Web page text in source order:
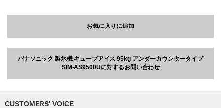
お気に入りに追加
パナソニック 製氷機 キューブアイス 95kg アンダーカウンタータイプ
SIM-AS9500Uに対するお問い合わせ
CUSTOMERS' VOICE